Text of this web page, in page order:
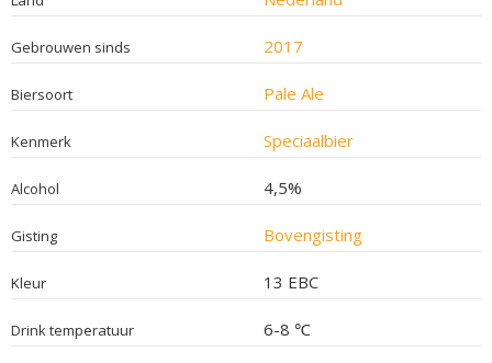
Gebrouwen sinds 2017
Biersoort Pale Ale
Kenmerk Speciaalbier
Alcohol 4,5%
Gisting Bovengisting
Kleur 13 EBC
Drink temperatuur 6-8 ℃